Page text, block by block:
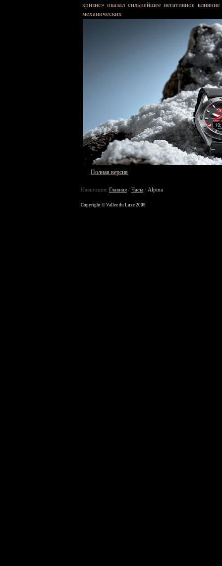
кризис» оказал сильнейшее негативное
Полная версия
Навигация: Главная / Часы / Alpina
Copyright © Vallee du Luxe 2009